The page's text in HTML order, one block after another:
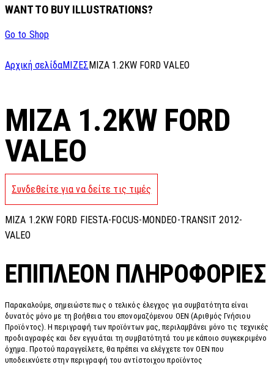
WANT TO BUY ILLUSTRATIONS?
Go to Shop
Αρχική σελίδαΜΙΖΕΣ MIZA 1.2KW FORD VALEO
MIZA 1.2KW FORD
VALEO
Συνδεθείτε για να δείτε τις τιμές
ΜΙΖΑ 1.2KW FORD FIESTA-FOCUS-MONDEO-TRANSIT 2012-
VALEO
ΕΠΙΠΛΈΟΝ ΠΛΗΡΟΦΟΡΊΕΣ
Παρακαλούμε, σημειώστε πως ο τελικός έλεγχος για συμβατότητα είναι
δυνατός μόνο με τη βοήθεια του επονομαζόμενου OEN (Αριθμός Γνήσιου
Προϊόντος). Η περιγραφή των προϊόντων μας, περιλαμβάνει μόνο τις τεχνικές
προδιαγραφές και δεν εγγυάται τη συμβατότητά του με κάποιο συγκεκριμένο
όχημα. Προτού παραγγείλετε, θα πρέπει να ελέγχετε τον OEN που
υποδεικνύετε στην περιγραφή του αντίστοιχου προϊόντος